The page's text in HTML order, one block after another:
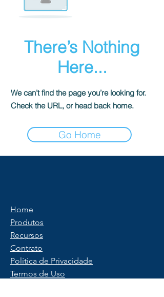
There’s Nothing
Here...
We can’t find the page you’re looking for.
Check the URL, or head back home.
Go Home
Home
Produtos
Recursos
Contrato
Política de Privacidade
Termos de Uso